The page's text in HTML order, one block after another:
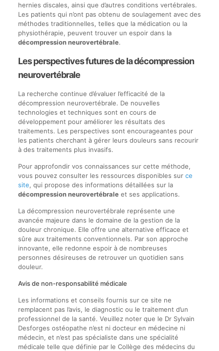
hernies discales, ainsi que d’autres conditions vertébrales.
Les patients qui n’ont pas obtenu de soulagement avec des
méthodes traditionnelles, telles que la médication ou la
physiothérapie, peuvent trouver un espoir dans la
décompression neurovertébrale.
Les perspectives futures de la décompression
neurovertébrale
La recherche continue d’évaluer l’efficacité de la
décompression neurovertébrale. De nouvelles
technologies et techniques sont en cours de
développement pour améliorer les résultats des
traitements. Les perspectives sont encourageantes pour
les patients cherchant à gérer leurs douleurs sans recourir
à des traitements plus invasifs.
Pour approfondir vos connaissances sur cette méthode,
vous pouvez consulter les ressources disponibles sur ce
site, qui propose des informations détaillées sur la
décompression neurovertébraleet ses applications.
La décompression neurovertébrale représente une
avancée majeure dans le domaine de la gestion de la
douleur chronique. Elle offre une alternative efficace et
sûre aux traitements conventionnels. Par son approche
innovante, elle redonne espoir à de nombreuses
personnes désireuses de retrouver un quotidien sans
douleur.
Avis de non-responsabilité médicale
Les informations et conseils fournis sur ce site ne
remplacent pas l’avis, le diagnostic ou le traitement d’un
professionnel de la santé. Veuillez noter que le Dr Sylvain
Desforges ostéopathe n’est ni docteur en médecine ni
médecin, et n’est pas spécialiste dans une spécialité
médicale telle que définie par le Collège des médecins du